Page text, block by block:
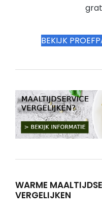
BEKIJK
WARME
VERGELIJKEN